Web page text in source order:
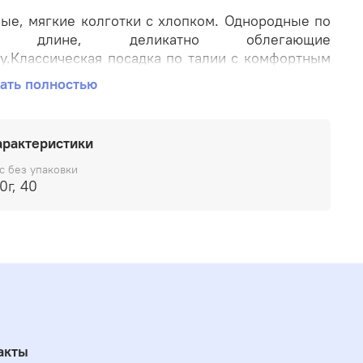
мягкие колготки с хлопком. Однородные по
длине, деликатно облегающие
посадка по талии с комфортным
бортом. Анатомическая стопа с
в области мыска и пятки. Широкая вставка
полностью
без упаковки
100г, 40